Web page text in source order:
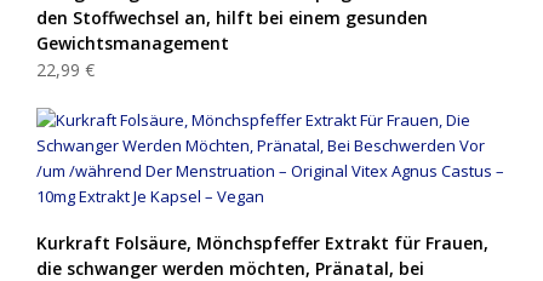
den Stoffwechsel an, hilft bei einem gesunden
Gewichtsmanagement
22,99 €
Kurkraft Folsäure, Mönchspfeffer Extrakt für Frauen,
die schwanger werden möchten, Pränatal, bei